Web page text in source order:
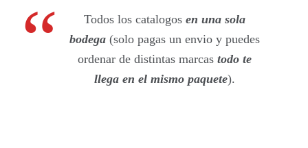
Todos los catalogos en una sola
bodega (solo pagas un envio y puedes
ordenar de distintas marcastodo te
llega en el mismo paquete).